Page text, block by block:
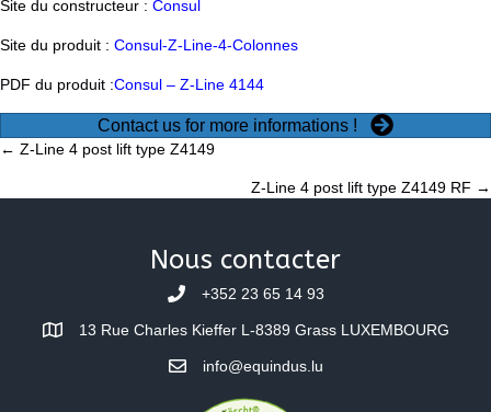
Site du constructeur : Consul
Site du produit : Consul-Z-Line-4-Colonnes
PDF du produit :Consul – Z-Line 4144
Contact us for more informations !
Posts
navigation
← Z-Line 4 post lift type Z4149
Z-Line 4 post lift type Z4149 RF →
Nous contacter
+352 23 65 14 93
13 Rue Charles Kieffer L-8389 Grass LUXEMBOURG
info@equindus.lu